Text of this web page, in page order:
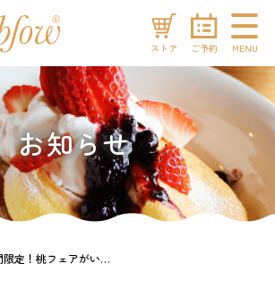
MENU
ご予約
ストア
お知らせ
期間限定！桃フェアがいよいよスタート！